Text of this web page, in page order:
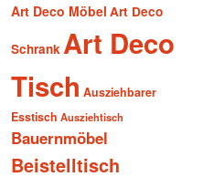
Art Deco Möbel Art Deco
Schrank Art Deco
Tisch Ausziehbarer
Esstisch Ausziehtisch
Bauernmöbel
Beistelltisch